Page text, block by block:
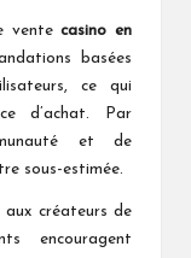
ventecasino en
basées
ce qui
d’achat. Par
et de
sous-estimée.
aux créateurs de
encouragent